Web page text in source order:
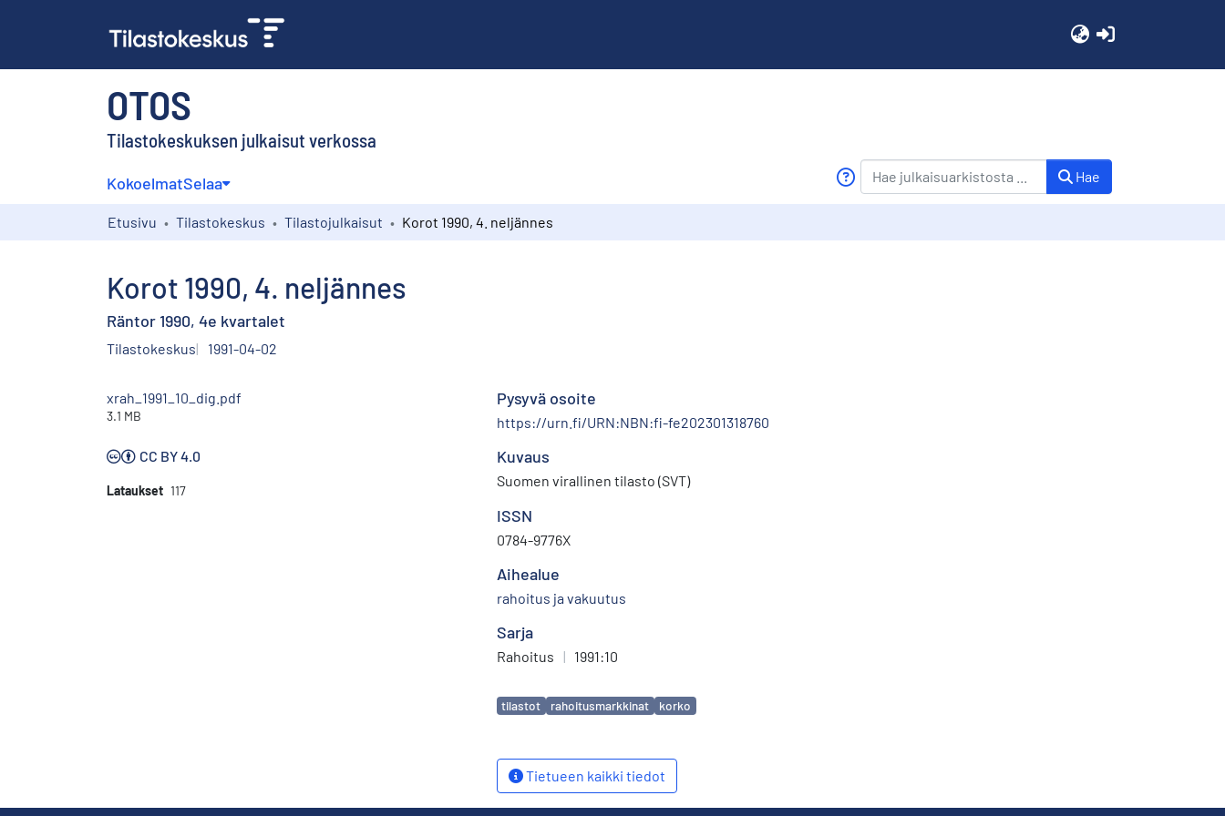
OTOS
Tilastokeskuksen julkaisut verkossa
KokoelmatSelaa Hae
Etusivu Tilastokeskus Tilastojulkaisut Korot 1990, 4. neljännes
Korot 1990, 4. neljännes
Räntor 1990, 4e kvartalet
Tilastokeskus 1991-04-02
xrah_1991_10_dig.pdf
3.1 MB
CC BY 4.0
Lataukset 117
Pysyvä osoite
https://urn.fi/URN:NBN:fi-fe202301318760
Kuvaus
Suomen virallinen tilasto (SVT)
ISSN
0784-9776X
Aihealue
rahoitus ja vakuutus
Sarja
Rahoitus | 1991:10
Avainsanat
tilastot rahoitusmarkkinat korko
Tietueen kaikki tiedot